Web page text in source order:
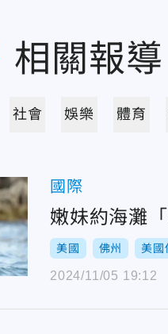
相關報導
社會 娛樂 體育
國際
嫩妹約海灘
美國 佛州 美國
2024/11/05 19:12